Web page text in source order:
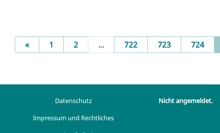
«Previous
1 2 ... 722 723 724
Datenschutz
Impressum und Rechtliches
Nicht angemeldet.